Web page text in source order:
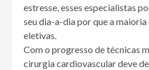
estresse, esses especialistas
seu dia-a-dia por que a
eletivas.
Com o progresso de técnicas
cirurgia cardiovascular deve